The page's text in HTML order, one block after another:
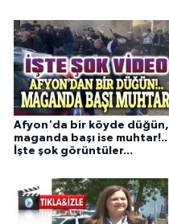
Afyon'da bir köyde düğün,
maganda başı ise muhtar!..
İşte şok görüntüler...